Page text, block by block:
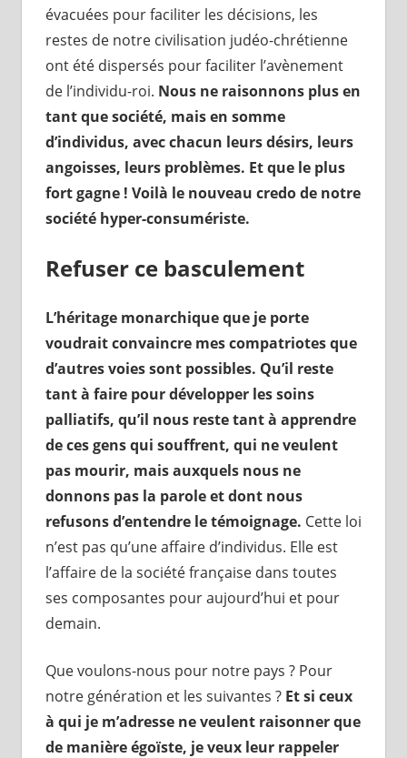
évacuées pour faciliter les décisions, les
restes de notre civilisation judéo-chrétienne
ont été dispersés pour faciliter l’avènement
de l’individu-roi. Nous ne raisonnons plus en
tant que société, mais en somme
d’individus, avec chacun leurs désirs, leurs
angoisses, leurs problèmes. Et que le plus
fort gagne ! Voilà le nouveau credo de notre
société hyper-consumériste.
Refuser ce basculement
L’héritage monarchique que je porte
voudrait convaincre mes compatriotes que
d’autres voies sont possibles. Qu’il reste
tant à faire pour développer les soins
palliatifs, qu’il nous reste tant à apprendre
de ces gens qui souffrent, qui ne veulent
pas mourir, mais auxquels nous ne
donnons pas la parole et dont nous
refusons d’entendre le témoignage. Cette loi
n’est pas qu’une affaire d’individus. Elle est
l’affaire de la société française dans toutes
ses composantes pour aujourd’hui et pour
demain.
Que voulons-nous pour notre pays ? Pour
notre génération et les suivantes ? Et si ceux
à qui je m’adresse ne veulent raisonner que
de manière égoïste, je veux leur rappeler